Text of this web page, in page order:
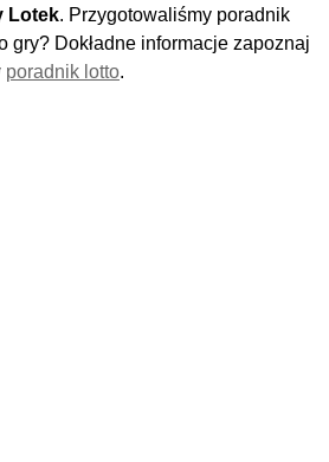
Lotek. Przygotowaliśmy poradnik
gry? Dokładne informacje zapoznaj
poradnik lotto.